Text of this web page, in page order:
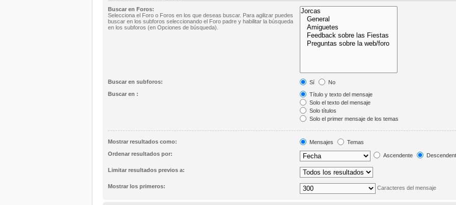
Buscar en Foros:
Selecciona el Foro o Foros en los que deseas buscar. Para agilizar puedes
buscar en los subforos seleccionando el Foro padre y habilitar la búsqueda
en los subforos (en Opciones de búsqueda).
Buscar en subforos: Sí
No
Buscar en :
Título y texto del mensaje
Solo el texto del mensaje
Solo títulos
Solo el primer mensaje de los temas
Mostrar resultados como: Mensajes
Temas
Ordenar resultados por:
Ascendente
Limitar resultados previos a:
Mostrar los primeros: Caracteres del mensaje